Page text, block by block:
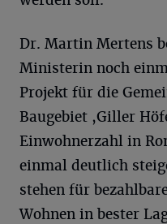
Dr. Martin Mertens
Ministerin noch
Projekt für die
Baugebiet ,Giller
Einwohnerzahl in
einmal deutlich
stehen für
Wohnen in bester